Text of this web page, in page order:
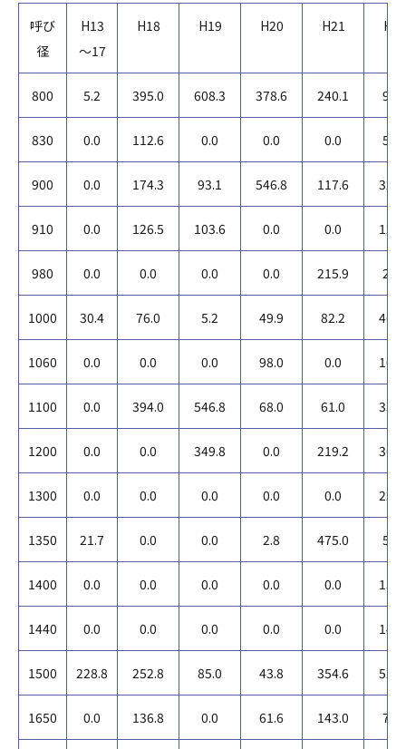
呼び
径
H13
～17
H18 H19 H20 H21 H22
800 5.2 395.0 608.3 378.6 240.1 97.4
830 0.0 112.6 0.0 0.0 0.0 57.6
900 0.0 174.3 93.1 546.8 117.6
910 0.0 126.5 103.6 0.0 0.0
980 0.0 0.0 0.0 0.0 215.9 21.0
1000 30.4 76.0 5.2 49.9 82.2
1060 0.0 0.0 0.0 98.0 0.0
1100 0.0 394.0 546.8 68.0 61.0
1200 0.0 0.0 349.8 0.0 219.2
1300 0.0 0.0 0.0 0.0 0.0
1350 21.7 0.0 0.0 2.8 475.0 50.2
1400 0.0 0.0 0.0 0.0 0.0
1440 0.0 0.0 0.0 0.0 0.0
1500 228.8 252.8 85.0 43.8 354.6
1650 0.0 136.8 0.0 61.6 143.0 70.6